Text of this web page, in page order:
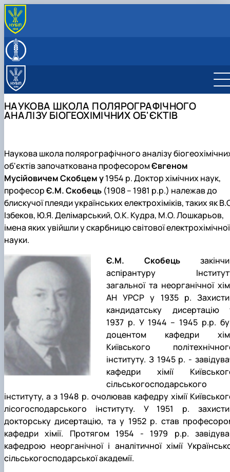
ПРО КАФЕДРУ
мікроелементи та пробіотики"
Студентський науковий гурток "Аналіз
води"
Наукова школа полярографічного аналізу
біогеохімічних об'єктів
Наукова школа електрохімії неводних
Аспірантура
Програми навчальних практик
МІЖНАРОДНІ ПРОЕКТИ
Jean Monnet Programme
КОНТАКТИ ТА ДОВІДКА
Контактна інформація
НАУКОВА ШКОЛА ПОЛЯРОГРАФІЧНОГО
АНАЛІЗУ БІОГЕОХІМІЧНИХ ОБ'ЄКТІВ
Наукова школа полярографічного аналізу
об'єктів започаткована професоромЄвгеном
Мусійовичем Скобцем у1954 р. Доктор хімічних наук,
професорЄ.М.Скобець (1908 – 1981 р.р.) належав до
блискучої плеяди українських електрохіміків, таких як
Ізбеков, Ю.Я. Делімарський, О.К. Кудра, М.О. Лошкарьов,
імена яких увійшли у скарбницю світової електрохімічної
науки.
Є.М. Скобець
аспірантуру
загальної та неорганічної
АН УРСР у 1935 р.
кандидатську дисертацію
1937 р. У 1944 – 1945 р.р.
доцентом кафедри
Київського
інституту. З 1945 р. -
кафедри хімії
сільськогосподарського
інституту, а з 1948 р. очолював кафедру хімії
лісогосподарського інституту. У 1951 р.
докторську дисертацію, та у 1952 р. став
кафедри хімії. Протягом 1954 - 1979 р.р.
кафедрою неорганічної і аналітичної хімії
сільськогосподарської академії.